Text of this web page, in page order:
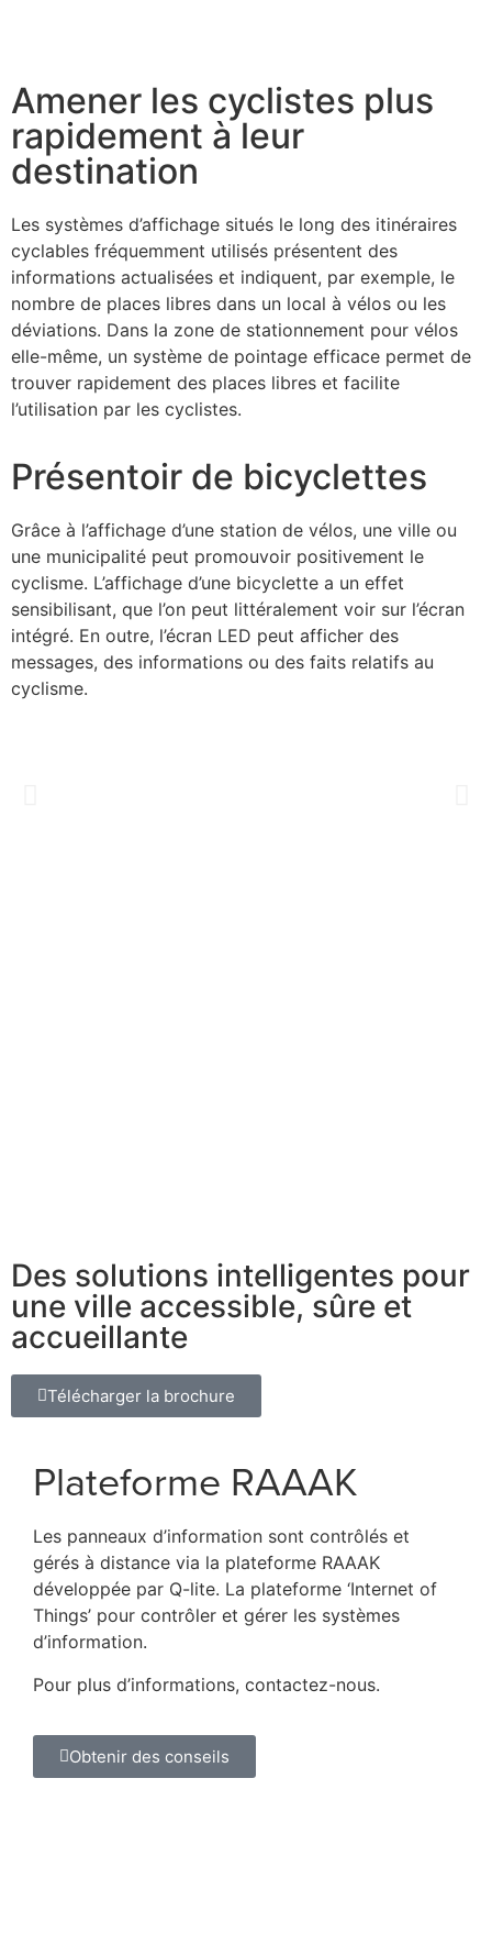
Amener les cyclistes plus
rapidement à leur
destination
Les systèmes d’affichage situés le long des itinéraires
cyclables fréquemment utilisés présentent des
informations actualisées et indiquent, par exemple, le
nombre de places libres dans un local à vélos ou les
déviations. Dans la zone de stationnement pour vélos
elle-même, un système de pointage efficace permet de
trouver rapidement des places libres et facilite
l’utilisation par les cyclistes.
Présentoir de bicyclettes
Grâce à l’affichage d’une station de vélos, une ville ou
une municipalité peut promouvoir positivement le
cyclisme. L’affichage d’une bicyclette a un effet
sensibilisant, que l’on peut littéralement voir sur l’écran
intégré. En outre, l’écran LED peut afficher des
messages, des informations ou des faits relatifs au
cyclisme.
Des solutions intelligentes pour
une ville accessible, sûre et
accueillante
Télécharger la brochure
Plateforme RAAAK
Les panneaux d’information sont contrôlés et
gérés à distance via la plateforme RAAAK
développée par Q-lite. La plateforme ‘Internet of
Things’ pour contrôler et gérer les systèmes
d’information.
Pour plus d’informations, contactez-nous.
Obtenir des conseils